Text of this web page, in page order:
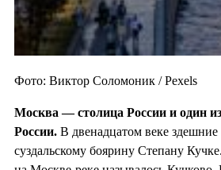
Фото: Виктор Соломоник / Pexels
Москва — столица России и один из
России. В двенадцатом веке
суздальскому боярину Степану